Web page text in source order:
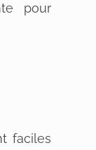
pour
faciles